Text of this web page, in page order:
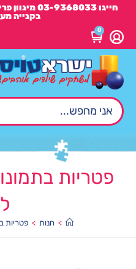
חייגו 03-
בקנייה מעל 149
0
פטריות
> חנות > פטריות